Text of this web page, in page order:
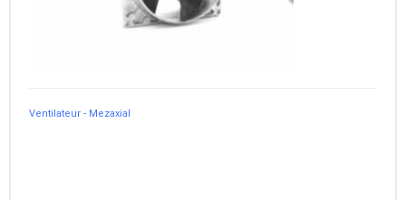
Ventilateur - Mezaxial